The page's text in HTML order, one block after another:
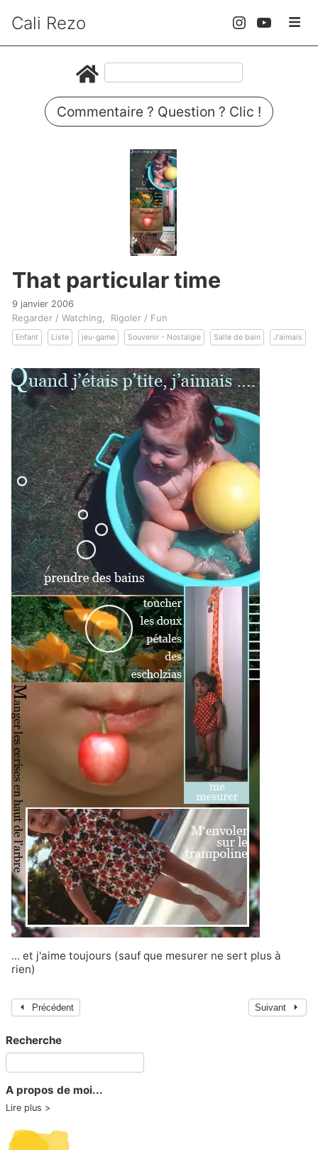
Cali Rezo
Commentaire ? Question ? Clic !
That particular time
9 janvier 2006
Regarder / Watching Rigoler / Fun
Enfant Liste jeu-game Souvenir - Nostalgie Salle de bain J'aimais
... et j'aime toujours (sauf que mesurer ne sert plus à
rien)
Précédent Suivant
Recherche
A propos de moi...
Lire plus